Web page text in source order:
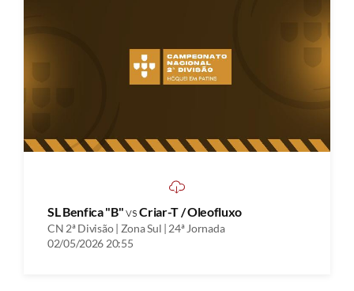
SL Benfica "B"vsCriar-T / Oleofluxo
CN 2ª Divisão | Zona Sul | 24ª Jornada
02/05/2026 20:55